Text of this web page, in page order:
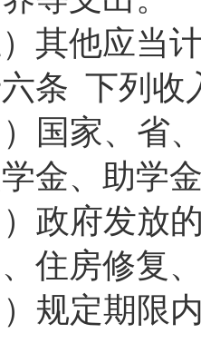
）其他应当
条 下列收
）国家、省
金、助学
）政府发放
住房修复
）规定期限